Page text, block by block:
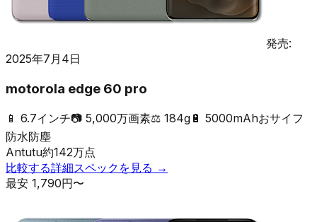
発売:
2025年7月4日
motorola edge 60 pro
📱 6.7インチ📷 5,000万画素⚖️ 184g 🔋 5000mAhおサイフ
防水防塵
Antutu約142万点
比較する詳細スペックを見る →
最安 1,790円〜